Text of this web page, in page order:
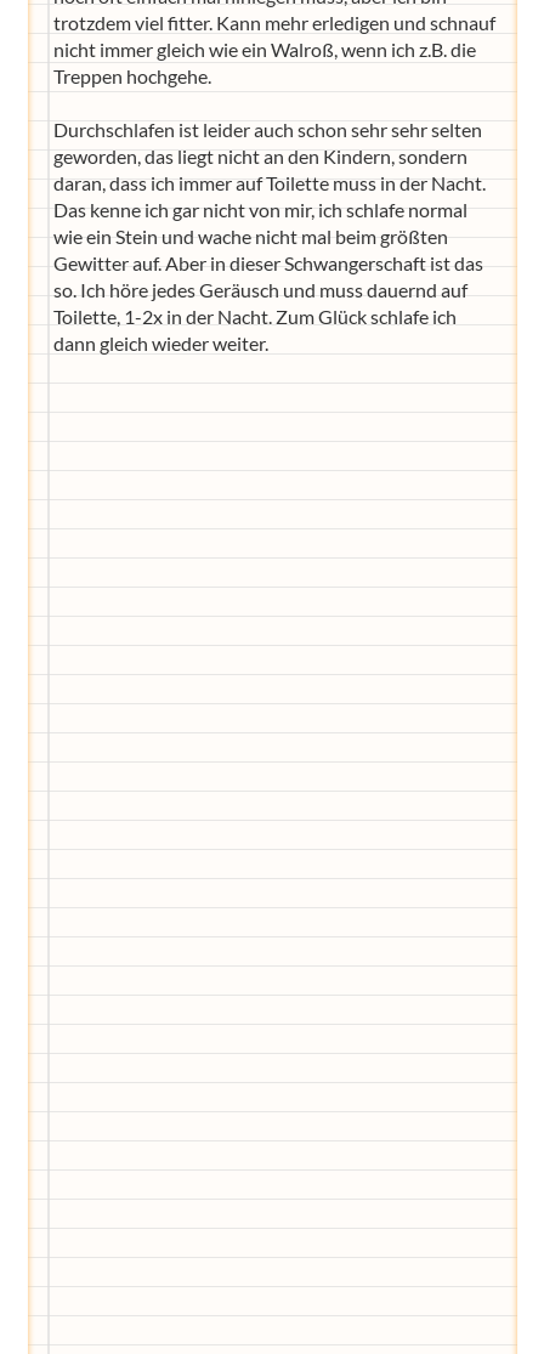
trotzdem viel fitter. Kann mehr erledigen und schnauf
nicht immer gleich wie ein Walroß, wenn ich z.B. die
Treppen hochgehe.
Durchschlafen ist leider auch schon sehr sehr selten
geworden, das liegt nicht an den Kindern, sondern
daran, dass ich immer auf Toilette muss in der Nacht.
Das kenne ich gar nicht von mir, ich schlafe normal
wie ein Stein und wache nicht mal beim größten
Gewitter auf. Aber in dieser Schwangerschaft ist das
so. Ich höre jedes Geräusch und muss dauernd auf
Toilette, 1-2x in der Nacht. Zum Glück schlafe ich
dann gleich wieder weiter.